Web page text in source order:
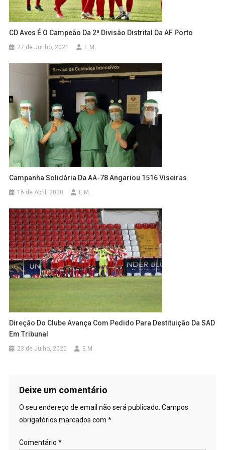
CD Aves É O Campeão Da 2ª Divisão Distrital Da AF Porto
27 de Junho, 2021 E.M.
Campanha Solidária Da AA-78 Angariou 1516 Viseiras
16 de Abril, 2020 E.M.
Direção Do Clube Avança Com Pedido Para Destituição Da SAD
Em Tribunal
23 de Julho, 2020 E.M.
Deixe um comentário
O seu endereço de email não será publicado. Campos
obrigatórios marcados com *
Comentário *